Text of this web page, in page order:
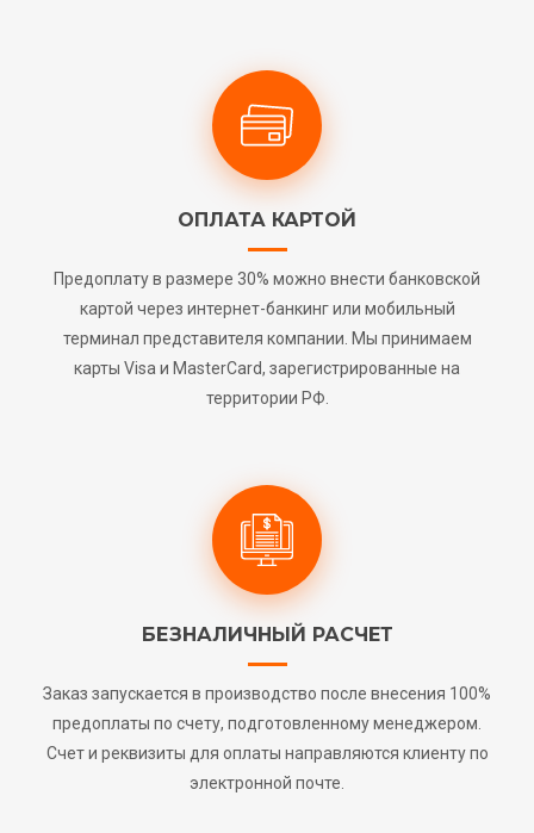
ОПЛАТА КАРТОЙ
Предоплату в размере 30% можно внести банковской
картой через интернет-банкинг или мобильный
терминал представителя компании. Мы принимаем
карты Visa и MasterCard, зарегистрированные на
территории РФ.
БЕЗНАЛИЧНЫЙ РАСЧЕТ
Заказ запускается в производство после внесения 100%
предоплаты по счету, подготовленному менеджером.
Счет и реквизиты для оплаты направляются клиенту по
электронной почте.